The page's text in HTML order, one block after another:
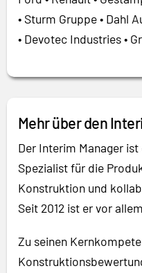
• Sturm Gruppe • Dahl
• Devotec Industries •
Mehr über den
Der Interim Manager
Spezialist für die
Konstruktion und
Seit 2012 ist er vor
Zu seinen